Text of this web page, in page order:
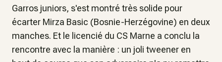
Garros juniors, s'est montré très solide pour
écarter Mirza Basic (Bosnie-Herzégovine) en deux
manches. Et le licencié du CS Marne a conclu la
rencontre avec la manière : un joli tweener en